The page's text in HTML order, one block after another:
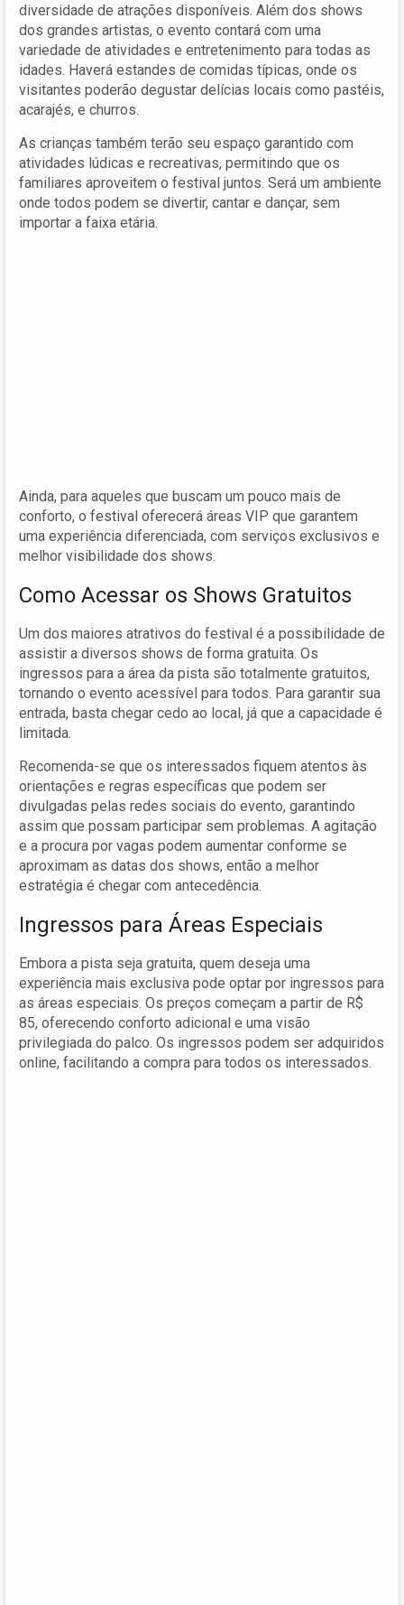
diversidade de atrações disponíveis. Além dos shows
dos grandes artistas, o evento contará com uma
variedade de atividades e entretenimento para todas as
idades. Haverá estandes de comidas típicas, onde os
visitantes poderão degustar delícias locais como pastéis,
acarajés, e churros.
As crianças também terão seu espaço garantido com
atividades lúdicas e recreativas, permitindo que os
familiares aproveitem o festival juntos. Será um ambiente
onde todos podem se divertir, cantar e dançar, sem
importar a faixa etária.
Ainda, para aqueles que buscam um pouco mais de
conforto, o festival oferecerá áreas VIP que garantem
uma experiência diferenciada, com serviços exclusivos e
melhor visibilidade dos shows.
Como Acessar os Shows Gratuitos
Um dos maiores atrativos do festival é a possibilidade de
assistir a diversos shows de forma gratuita. Os
ingressos para a área da pista são totalmente gratuitos,
tornando o evento acessível para todos. Para garantir sua
entrada, basta chegar cedo ao local, já que a capacidade é
limitada.
Recomenda-se que os interessados fiquem atentos às
orientações e regras específicas que podem ser
divulgadas pelas redes sociais do evento, garantindo
assim que possam participar sem problemas. A agitação
e a procura por vagas podem aumentar conforme se
aproximam as datas dos shows, então a melhor
estratégia é chegar com antecedência.
Ingressos para Áreas Especiais
Embora a pista seja gratuita, quem deseja uma
experiência mais exclusiva pode optar por ingressos para
as áreas especiais. Os preços começam a partir de R$
85, oferecendo conforto adicional e uma visão
privilegiada do palco. Os ingressos podem ser adquiridos
online, facilitando a compra para todos os interessados.